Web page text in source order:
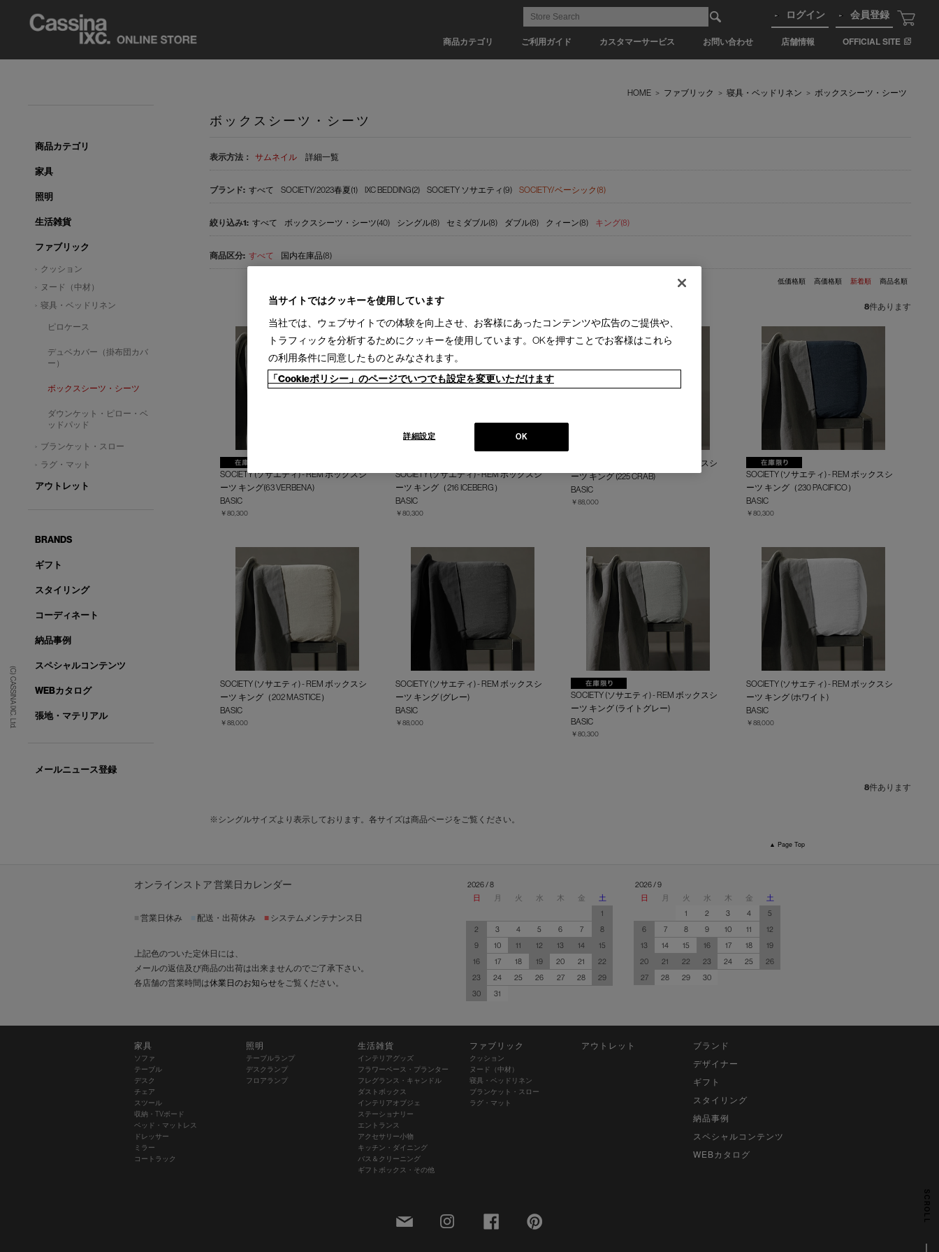
商品カテゴリ ご利用ガイド カスタマーサービス お問い合わせ 店舗情報 OFFICIAL SITE
ログイン 会員登録
(C) CASSINA IXC. Ltd.
SCROLL
HOME > ファブリック > 寝具・ベッドリネン > ボックスシーツ・シーツ
ボックスシーツ・シーツ
表示方法： サムネイル 詳細一覧
すべて SOCIETY/2023春夏(1) IXC BEDDING(2) SOCIETY ソサエティ(9) SOCIETY/ベーシック(8)
すべて ボックスシーツ・シーツ(40) シングル(8) セミダブル(8) ダブル(8) クィーン(8) キング(8)
すべて 国内在庫品(8)
低価格順 高価格順 新着順 商品名順
8件あります
SOCIETY (ソサエティ) - REM ボックスシ
ーツ キング(63 VERBENA)
BASIC
￥80,300
SOCIETY (ソサエティ) - REM ボックスシ
ーツ キング（216 ICEBERG）
BASIC
￥80,300
SOCIETY (ソサエティ) - REM ボックスシ
ーツ キング (225 CRAB)
BASIC
￥88,000
SOCIETY (ソサエティ) - REM ボックスシ
ーツ キング（230 PACIFICO）
BASIC
￥80,300
SOCIETY (ソサエティ) - REM ボックスシ
ーツ キング（202 MASTICE）
BASIC
￥88,000
SOCIETY (ソサエティ) - REM ボックスシ
ーツ キング (グレー)
BASIC
￥88,000
SOCIETY (ソサエティ) - REM ボックスシ
ーツ キング (ライトグレー)
BASIC
￥80,300
SOCIETY (ソサエティ) - REM ボックスシ
ーツ キング (ホワイト)
BASIC
￥88,000
8件あります
※シングルサイズより表示しております。各サイズは商品ページをご覧ください。
商品カテゴリ
家具
照明
生活雑貨
ファブリック
クッション
ヌード（中材）
寝具・ベッドリネン
ピロケース
デュベカバー（掛布団カバ
ー）
ボックスシーツ・シーツ
ダウンケット・ピロー・ベ
ッドパッド
ブランケット・スロー
ラグ・マット
アウトレット
BRANDS
ギフト
スタイリング
コーディネート
納品事例
スペシャルコンテンツ
WEBカタログ
張地・マテリアル
メールニュース登録
▲ Page Top
オンラインストア 営業日カレンダー
営業日休み 配送・出荷休み ■ システムメンテナンス日
上記色のついた定休日には、
メールの返信及び商品の出荷は出来ませんのでご了承下さい。
各店舗の営業時間は休業日のお知らせをご覧ください。
2026 / 8
日
月 火 水 木 金
土
1
2
3 4 5 6 7
8
9
10 11 12 13 14
15
16
17 18 19 20 21
22
23
24 25 26 27 28
29
30
31
2026 / 9
日
月 火 水 木 金
土
1
2 3 4
5
6
7 8 9 10 11
12
13
14 15 16 17 18
19
20
21 22 23 24 25
26
27
28 29 30
家具
ソファ
テーブル
デスク
チェア
スツール
収納・TVボード
ベッド・マットレス
ドレッサー
ミラー
コートラック
照明
テーブルランプ
デスクランプ
フロアランプ
生活雑貨
インテリアグッズ
フラワーベース・プランター
フレグランス・キャンドル
ダストボックス
インテリアオブジェ
ステーショナリー
エントランス
アクセサリー小物
キッチン・ダイニング
バス＆クリーニング
ギフトボックス・その他
ファブリック
クッション
ヌード（中材）
寝具・ベッドリネン
ブランケット・スロー
ラグ・マット
アウトレット
ブランド
デザイナー
ギフト
スタイリング
納品事例
スペシャルコンテンツ
WEBカタログ
当サイトではクッキーを使用しています
当社では、ウェブサイトでの体験を向上させ、お客様にあったコンテンツや広告のご提供や、
トラフィックを分析するためにクッキーを使用しています。OKを押すことでお客様はこれら
の利用条件に同意したものとみなされます。
「Cookieポリシー」のページでいつでも設定を変更いただけます
OK
詳細設定